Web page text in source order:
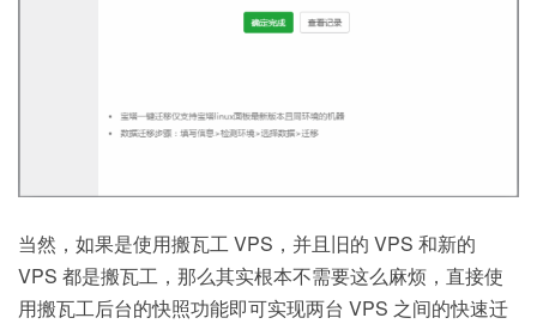
当然，如果是使用搬瓦工 VPS，并且旧的 VPS 和新的
VPS 都是搬瓦工，那么其实根本不需要这么麻烦，直接使
用搬瓦工后台的快照功能即可实现两台 VPS 之间的快速迁